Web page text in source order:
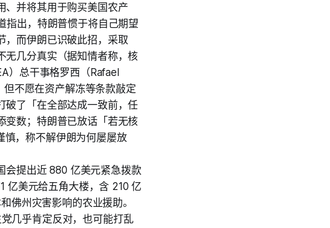
、并将其用于购买美国农产
指出，特朗普惯于将自己期望
，而伊朗已识破此招，采取
无几分真实（据知情者称，核
）总干事格罗西（Rafael
不愿在资产解冻等条款敲定
破了「在全部达成一致前，任
变数；特朗普已放话「若无核
，称不解伊朗为何屡屡放
会提出近 880 亿美元紧急拨款
亿美元给五角大楼，含 210 亿
佛州灾害影响的农业援助。
几乎肯定反对，也可能打乱